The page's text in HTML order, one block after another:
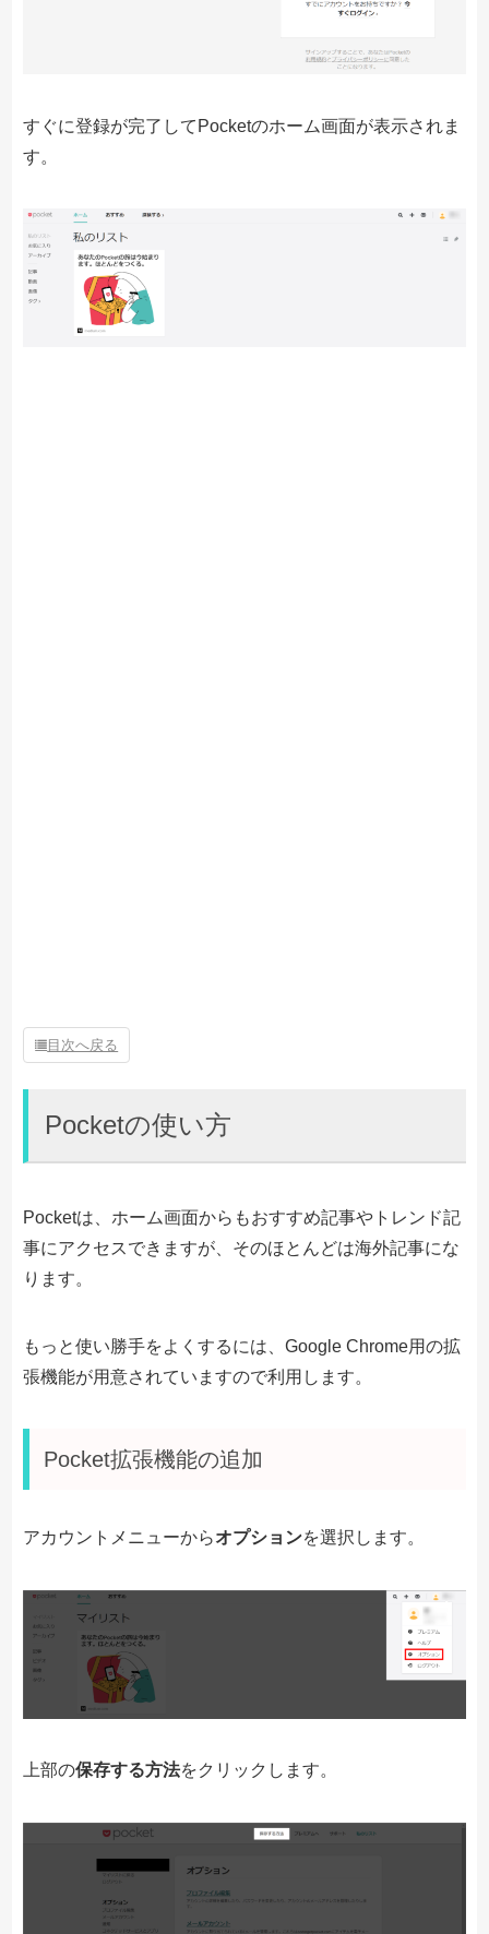
すぐに登録が完了してPocketのホーム画面が表示されま
す。
目次へ戻る
Pocketの使い方
Pocketは、ホーム画面からもおすすめ記事やトレンド記
事にアクセスできますが、そのほとんどは海外記事にな
ります。
もっと使い勝手をよくするには、Google Chrome用の拡
張機能が用意されていますので利用します。
Pocket拡張機能の追加
アカウントメニューからオプションを選択します。
上部の保存する方法をクリックします。